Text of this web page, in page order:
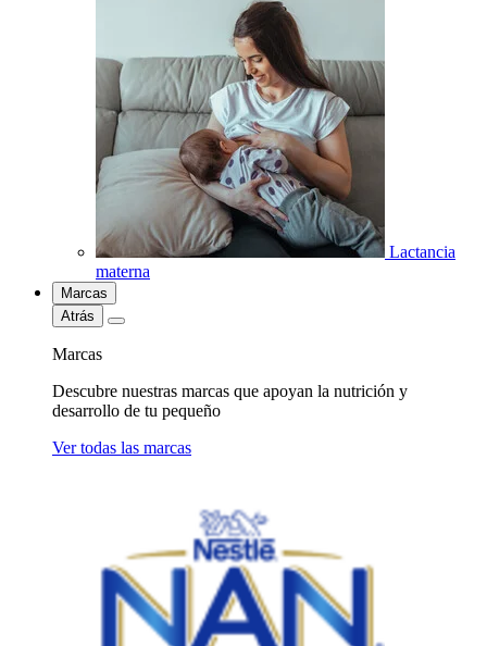
Lactancia
materna
Marcas
Atrás
Marcas
Descubre nuestras marcas que apoyan la nutrición y
desarrollo de tu pequeño
Ver todas las marcas